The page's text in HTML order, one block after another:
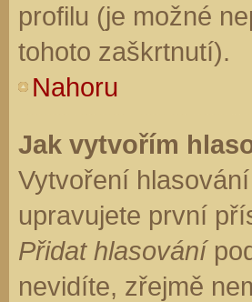
profilu (je možné
tohoto zaškrtnutí).
Nahoru
Jak vytvořím
Vytvoření
upravujete první
Přidat hlasování
nevidíte, zřejmě